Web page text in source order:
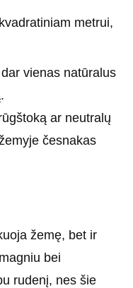
metrui,
vienas natūralus
ar neutralų
česnakas
žemę, bet ir
bei
rudenį, nes šie